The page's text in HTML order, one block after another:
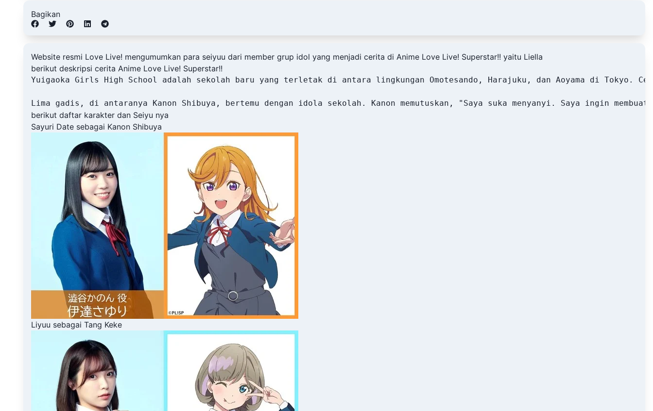
Bagikan
Website resmi Love Live! mengumumkan para seiyuu dari member grup idol yang menjadi cerita di Anime Love Live! Superstar!! yaitu Liella
berikut deskripsi cerita Anime Love Live! Superstar!!
Yuigaoka Girls High School adalah sekolah baru yang terletak di antara lingkungan Omotesando, Harajuku, dan Aoyama di
berikut daftar karakter dan Seiyu nya
Sayuri Date sebagai Kanon Shibuya
Liyuu sebagai Tang Keke